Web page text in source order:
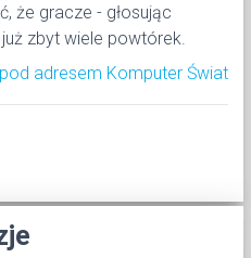
że gracze - głosując
zbyt wiele powtórek.
adresem Komputer Świat